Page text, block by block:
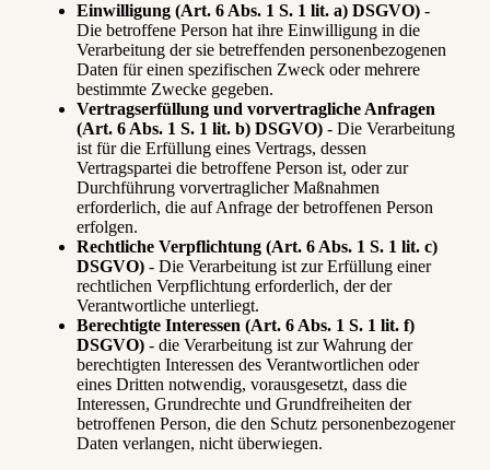
Einwilligung (Art. 6 Abs. 1 S. 1 lit. a) DSGVO) -
Die betroffene Person hat ihre Einwilligung in die
Verarbeitung der sie betreffenden personenbezogenen
Daten für einen spezifischen Zweck oder mehrere
bestimmte Zwecke gegeben.
Vertragserfüllung und vorvertragliche Anfragen
(Art. 6 Abs. 1 S. 1 lit. b) DSGVO) - Die Verarbeitung
ist für die Erfüllung eines Vertrags, dessen
Vertragspartei die betroffene Person ist, oder zur
Durchführung vorvertraglicher Maßnahmen
erforderlich, die auf Anfrage der betroffenen Person
erfolgen.
Rechtliche Verpflichtung (Art. 6 Abs. 1 S. 1 lit. c)
DSGVO) - Die Verarbeitung ist zur Erfüllung einer
rechtlichen Verpflichtung erforderlich, der der
Verantwortliche unterliegt.
Berechtigte Interessen (Art. 6 Abs. 1 S. 1 lit. f)
DSGVO) - die Verarbeitung ist zur Wahrung der
berechtigten Interessen des Verantwortlichen oder
eines Dritten notwendig, vorausgesetzt, dass die
Interessen, Grundrechte und Grundfreiheiten der
betroffenen Person, die den Schutz personenbezogener
Daten verlangen, nicht überwiegen.